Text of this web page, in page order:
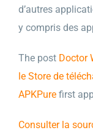
d’autres
y compris des
The post Doctor
le Store de
APKPure first
Consulter la